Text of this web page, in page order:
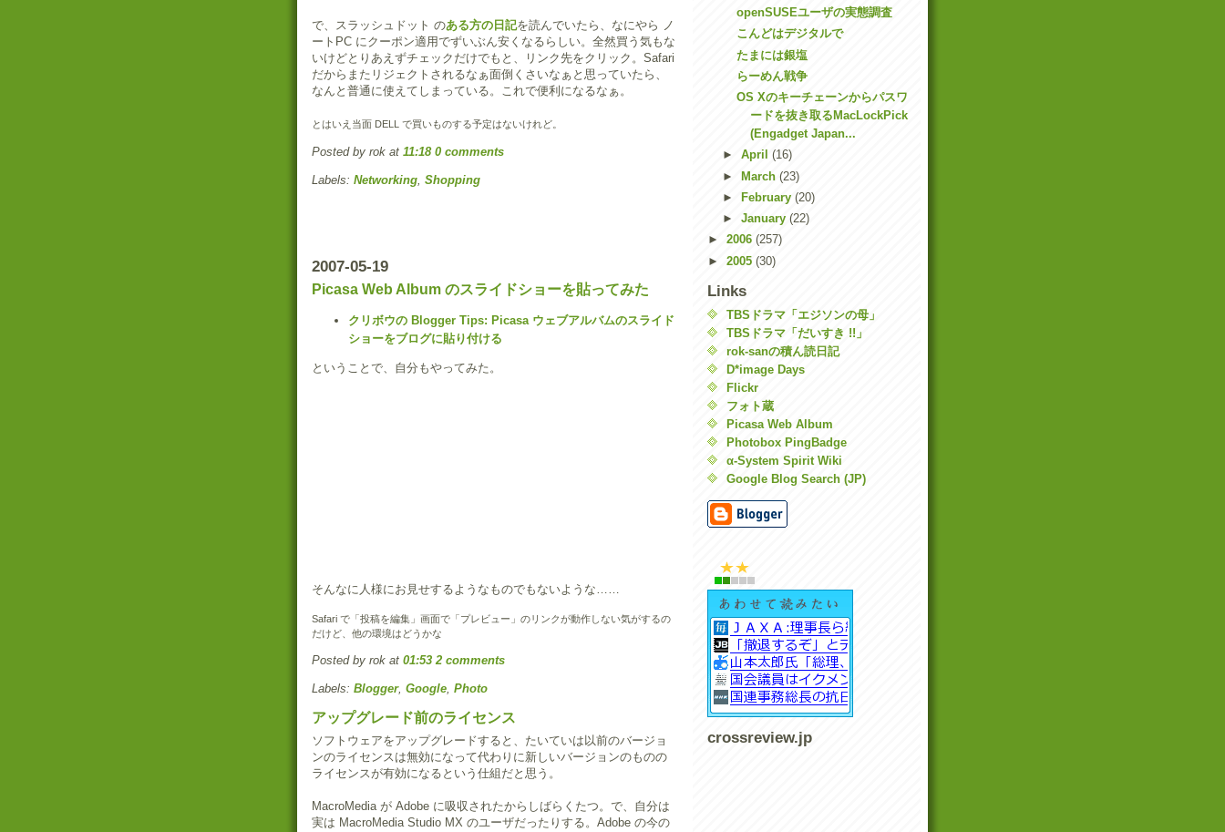
で、スラッシュドット のある方の日記を読んでいたら、なにやら ノ
ートPC にクーポン適用でずいぶん安くなるらしい。全然買う気もな
いけどとりあえずチェックだけでもと、リンク先をクリック。Safari
だからまたリジェクトされるなぁ面倒くさいなぁと思っていたら、
なんと普通に使えてしまっている。これで便利になるなぁ。
とはいえ当面 DELL で買いものする予定はないけれど。
Posted by rok at 11:18 0 comments
Labels: Networking, Shopping
2007-05-19
Picasa Web Album のスライドショーを貼ってみた
クリボウの Blogger Tips: Picasa ウェブアルバムのスライド
ショーをブログに貼り付ける
ということで、自分もやってみた。
そんなに人様にお見せするようなものでもないような……
Safari で「投稿を編集」画面で「プレビュー」のリンクが動作しない気がするの
だけど、他の環境はどうかな
Posted by rok at 01:53 2 comments
Labels: Blogger, Google, Photo
アップグレード前のライセンス
ソフトウェアをアップグレードすると、たいていは以前のバージョ
ンのライセンスは無効になって代わりに新しいバージョンのものの
ライセンスが有効になるという仕組だと思う。
MacroMedia が Adobe に吸収されたからしばらくたつ。で、自分は
実は MacroMedia Studio MX のユーザだったりする。Adobe の今の
openSUSEユーザの実態調査
こんどはデジタルで
たまには銀塩
らーめん戦争
OS Xのキーチェーンからパスワ
ードを抜き取るMacLockPick
(Engadget Japan...
► April (16)
► March (23)
►
February (20)
► January (22)
► 2006 (257)
► 2005 (30)
Links
TBSドラマ「エジソンの母」
TBSドラマ「だいすき !!」
rok-sanの積ん読日記
D*image Days
Flickr
フォト蔵
Picasa Web Album
Photobox PingBadge
α-System Spirit Wiki
Google Blog Search (JP)
crossreview.jp